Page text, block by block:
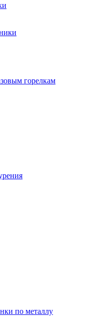
горелкам
по металлу